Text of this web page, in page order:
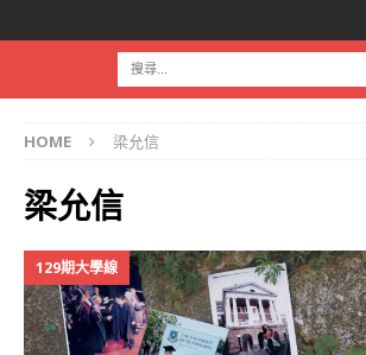
HOME 梁允信
梁允信
129期大學線